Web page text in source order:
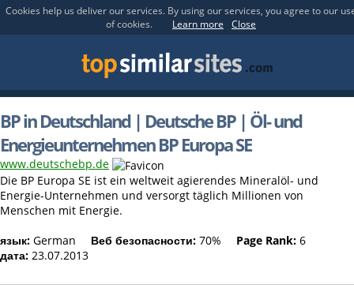
Cookies help us deliver our services. By using our services, you agree to our
of cookies.
Learn more Close
BP in Deutschland | Deutsche BP | Öl- und
Energieunternehmen BP Europa SE
www.deutschebp.de
Die BP Europa SE ist ein weltweit agierendes Mineralöl- und
Energie-Unternehmen und versorgt täglich Millionen von
Menschen mit Energie.
язык: German Веб безопасности: 70% Page Rank: 6
дата: 23.07.2013